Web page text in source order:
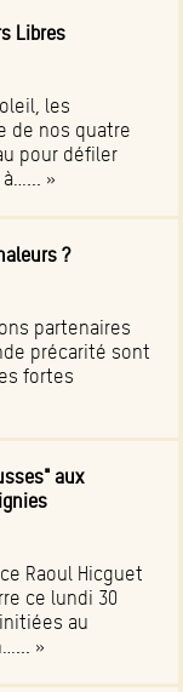
Libres
les
de nos quatre
pour défiler
»
?
partenaires
précarité sont
fortes
aux
Raoul Hicguet
ce lundi 30
au
»